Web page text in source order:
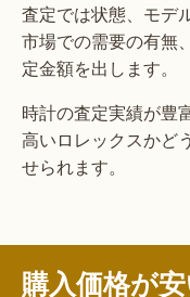
査定では状態、モデ
市場での需要の有無
定金額を出します。
時計の査定実績が豊
高いロレックスかど
せられます。
購入価格が